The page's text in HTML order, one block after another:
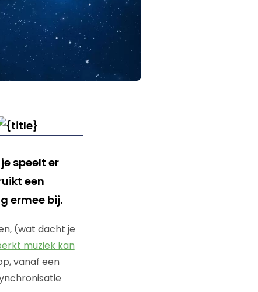
speelt er
een
ermee bij.
(wat dacht je
muziek kan
vanaf een